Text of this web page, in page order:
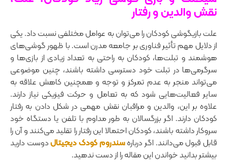
نقش والدین و رفتار
علت بازیگوشی کودکان را می‌توان به عوامل مختلفی نسبت داد. یکی
از دلایل مهم تأثیر فناوری بر جامعه مدرن است. با ظهور گوشی‌های
هوشمند و تبلت‌ها‌، کودکان به راحتی به تعداد زیادی از بازی‌ها و
سرگرمی‌ها در تبلت خود دسترسی داشته باشند، چنین موضوعی
می‌تواند منجر به عدم تمرکز و توجه و همچنین کاهش علاقه به
سایر فعالیت‌هایی شود که به تعامل و حرکت فیزیکی نیاز دارند.
علاوه بر این‌، والدین و مراقبان نقش مهمی‌‌ در شکل دادن به رفتار
کودکان دارند. اگر بزرگسالان به طور مداوم با تلفن یا دستگاه خود
سروکار داشته باشند‌، کودکان احتمالا این رفتار را تقلید می‌کنند و آن را
قابل قبول می‌دانند. اگر دربارهسندروم کودک دیجیتالدوست دارید
بیشتر بدانید خواندن این مقاله را از دست ندهید.